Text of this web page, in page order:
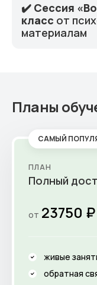
✔️ Сессия
класс от
материалам
Планы
САМЫЙ
ПЛАН
Полный
от 23750 ₽
живые
обратная